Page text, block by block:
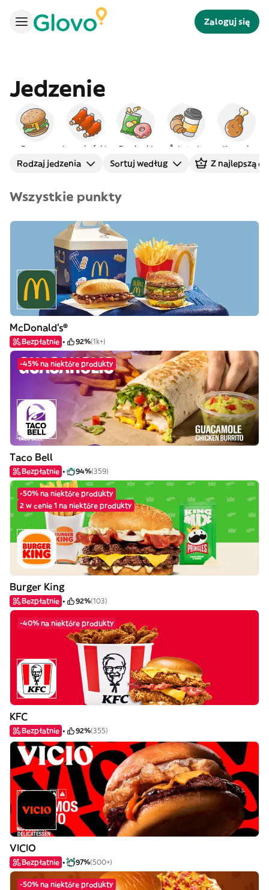
Zaloguj się
Jedzenie
Burgery Amerykańskie Przekąski Śniadanie Kurczak
Rodzaj jedzenia Sortuj według Z najlepszą
Wszystkie punkty
McDonald's®
Bezpłatnie 92%(1k+)
-45% na niektóre produkty
Taco Bell
Bezpłatnie 94%(359)
-50% na niektóre produkty
2 w cenie 1 na niektóre produkty
Burger King
Bezpłatnie 92%(103)
-40% na niektóre produkty
KFC
Bezpłatnie 92%(355)
VICIO
Bezpłatnie 97%(500+)
-50% na niektóre produkty